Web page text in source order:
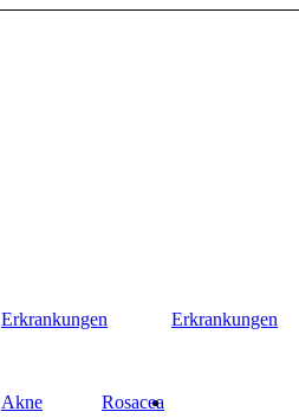
Erkrankungen
Erkrankungen
Akne Rosacea